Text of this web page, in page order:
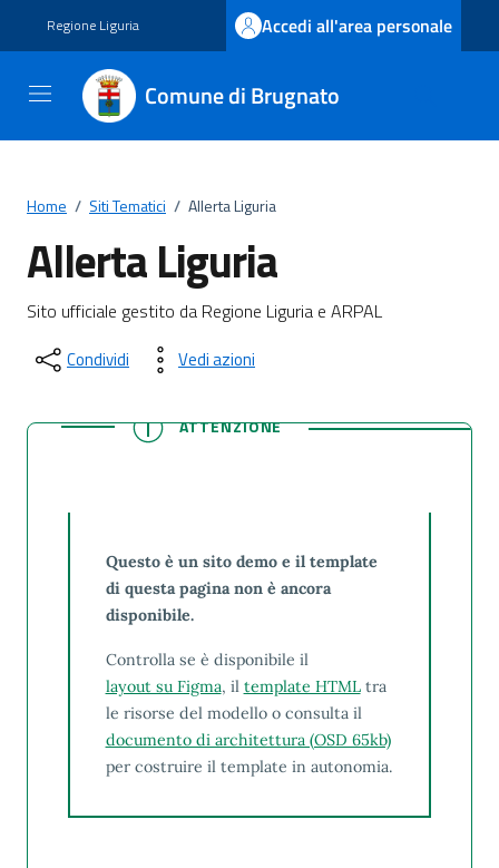
Regione Liguria Accedi all'area personale
Comune di Brugnato
Home / Siti Tematici / Allerta Liguria
Allerta Liguria
Sito ufficiale gestito da Regione Liguria e ARPAL
Condividi Vedi azioni
ATTENZIONE
ATTENZIONE
Questo è un sito demo e il template
di questa pagina non è ancora
disponibile.
Controlla se è disponibile il
layout su Figma, il template HTMLtra
le risorse del modello o consulta il
documento di architettura (OSD 65kb)
per costruire il template in autonomia.